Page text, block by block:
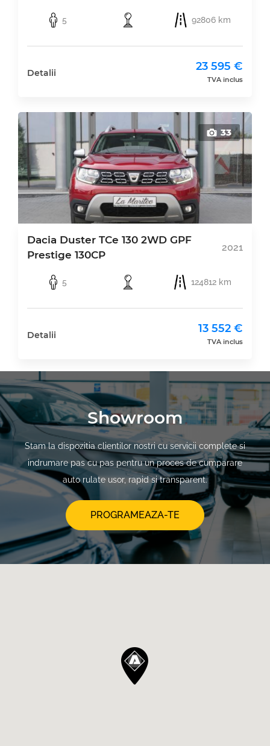
5 92806 km
Detalii 23 595 €
TVA inclus
33
Dacia Duster TCe 130 2WD GPF
Prestige 130CP
2021
5 124812 km
Detalii 13 552 €
TVA inclus
Showroom
Stam la dispozitia clientilor nostri cu servicii complete si
indrumare pas cu pas pentru un proces de cumparare
auto rulate usor, rapid si transparent.
PROGRAMEAZA-TE